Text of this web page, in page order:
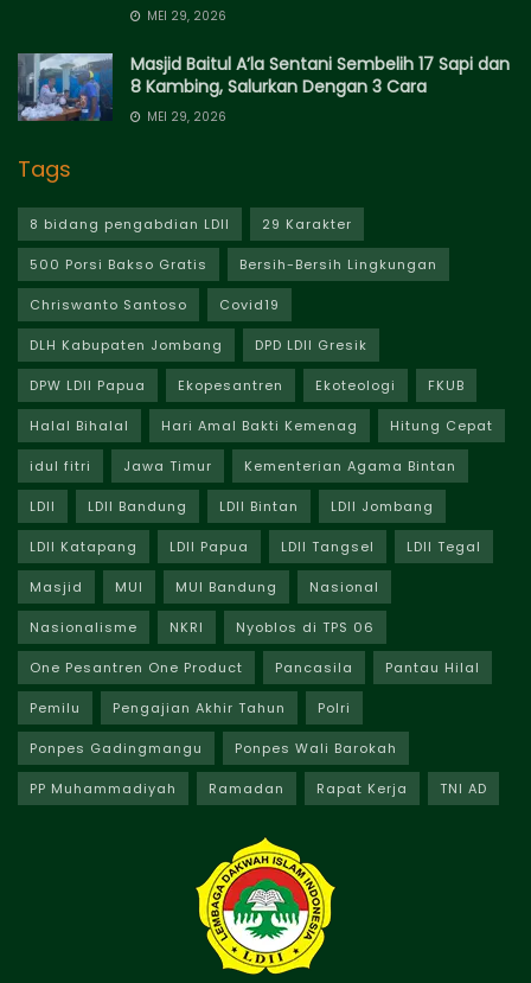
MEI 29, 2026
Masjid Baitul A’la Sentani Sembelih 17 Sapi dan
8 Kambing, Salurkan Dengan 3 Cara
MEI 29, 2026
Tags
8 bidang pengabdian LDII 29 Karakter
500 Porsi Bakso Gratis Bersih-Bersih Lingkungan
Chriswanto Santoso Covid19
DLH Kabupaten Jombang DPD LDII Gresik
DPW LDII Papua Ekopesantren Ekoteologi FKUB
Halal Bihalal Hari Amal Bakti Kemenag Hitung Cepat
idul fitri Jawa Timur Kementerian Agama Bintan
LDII LDII Bandung LDII Bintan LDII Jombang
LDII Katapang LDII Papua LDII Tangsel LDII Tegal
Masjid MUI MUI Bandung Nasional
Nasionalisme NKRI Nyoblos di TPS 06
One Pesantren One Product Pancasila Pantau Hilal
Pemilu Pengajian Akhir Tahun Polri
Ponpes Gadingmangu Ponpes Wali Barokah
PP Muhammadiyah Ramadan Rapat Kerja TNI AD